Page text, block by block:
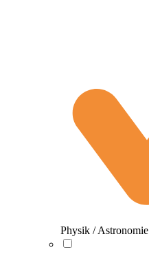
Physik / Astronomie